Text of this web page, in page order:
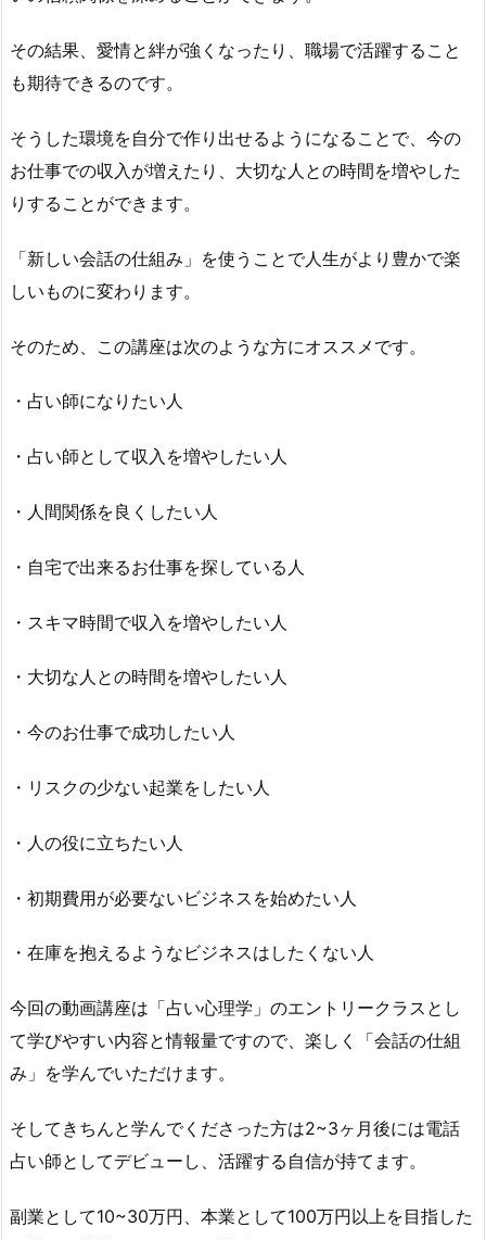
その結果、愛情と絆が強くなったり、職場で活躍すること
も期待できるのです。
そうした環境を自分で作り出せるようになることで、今の
お仕事での収入が増えたり、大切な人との時間を増やした
りすることができます。
「新しい会話の仕組み」を使うことで人生がより豊かで楽
しいものに変わります。
そのため、この講座は次のような方にオススメです。
・占い師になりたい人
・占い師として収入を増やしたい人
・人間関係を良くしたい人
・自宅で出来るお仕事を探している人
・スキマ時間で収入を増やしたい人
・大切な人との時間を増やしたい人
・今のお仕事で成功したい人
・リスクの少ない起業をしたい人
・人の役に立ちたい人
・初期費用が必要ないビジネスを始めたい人
・在庫を抱えるようなビジネスはしたくない人
今回の動画講座は「占い心理学」のエントリークラスとし
て学びやすい内容と情報量ですので、楽しく「会話の仕組
み」を学んでいただけます。
そしてきちんと学んでくださった方は2~3ヶ月後には電話
占い師としてデビューし、活躍する自信が持てます。
副業として10~30万円、本業として100万円以上を目指した